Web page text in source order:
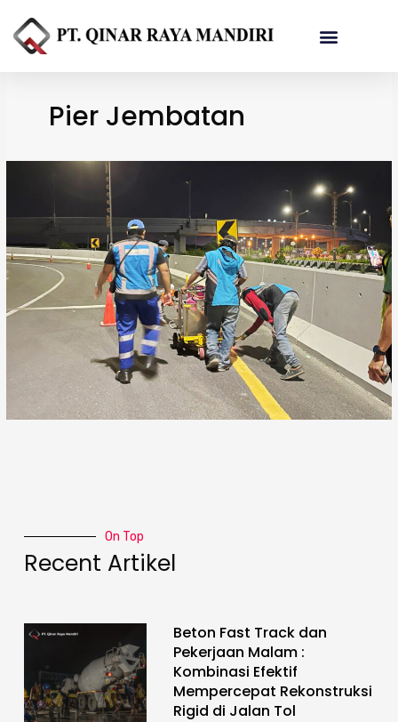
Pier Jembatan
On Top
Recent Artikel
Beton Fast Track dan
Pekerjaan Malam :
Kombinasi Efektif
Mempercepat Rekonstruksi
Rigid di Jalan Tol